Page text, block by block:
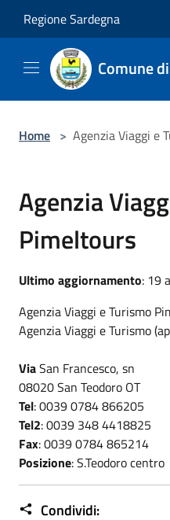
Regione Sardegna
Comune
Home > Agenzia Viaggi e
Agenzia
Pimeltours
Ultimo aggiornamento: 19
Agenzia Viaggi e Turismo
Agenzia Viaggi e Turismo
ViaSan Francesco, sn
08020 San Teodoro OT
Tel: 0039 0784 866205
Tel2: 0039 348 4418825
Fax: 0039 0784 865214
Posizione: S.Teodoro centro
Condividi: